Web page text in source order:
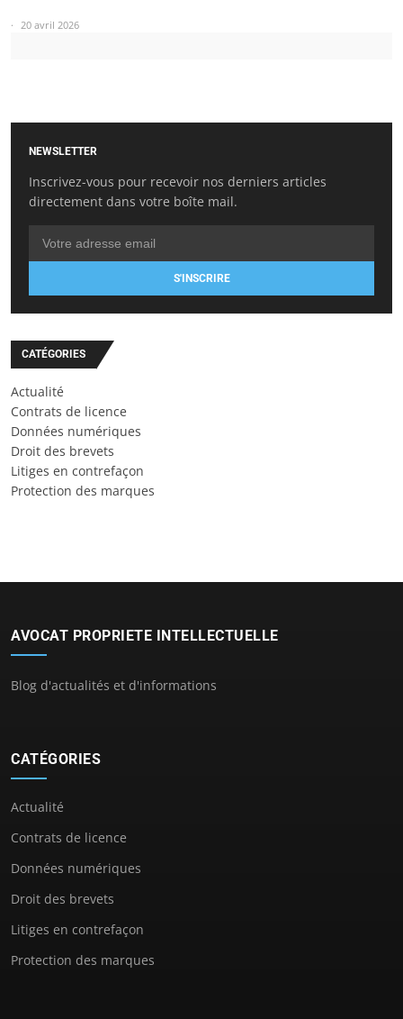
20 avril 2026
NEWSLETTER
Inscrivez-vous pour recevoir nos derniers articles
directement dans votre boîte mail.
S'INSCRIRE
CATÉGORIES
Actualité
Contrats de licence
Données numériques
Droit des brevets
Litiges en contrefaçon
Protection des marques
AVOCAT PROPRIETE INTELLECTUELLE
Blog d'actualités et d'informations
CATÉGORIES
Actualité
Contrats de licence
Données numériques
Droit des brevets
Litiges en contrefaçon
Protection des marques